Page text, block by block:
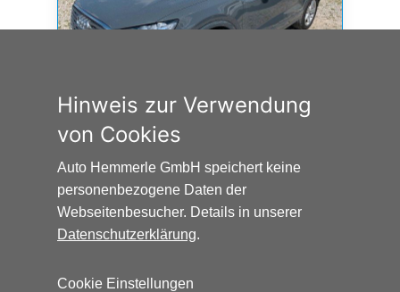
AUDI Q2 SPORT*AUTOMATIK*SCHIEBEDACH*8-
12.500€
Benzin, 152.797 km, 150 PS,
CO₂-Emissionen (kombiniert): 119 g/km, Kraftstoffverbrauch
Hinweis zur Verwendung
von Cookies
Auto Hemmerle GmbH speichert keine
personenbezogene Daten der
Webseitenbesucher. Details in unserer
Datenschutzerklärung.
Cookie Einstellungen